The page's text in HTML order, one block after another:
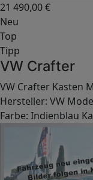
21 490,00€
Neu
Top
Tipp
VW Crafter
VW Crafter Kasten
Hersteller: VW
Farbe: Indienblau